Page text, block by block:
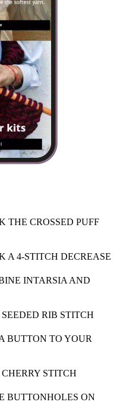
THE CROSSED PUFF
A 4-STITCH DECREASE
INTARSIA AND
RIB STITCH
BUTTON TO YOUR
STITCH
BUTTONHOLES ON